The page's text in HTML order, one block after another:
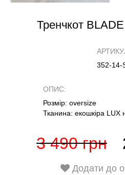
Тренчкот
352-14-
ОПИС:
Розмір: oversize
Тканина: екошкіра LUX
3 490 грн
Додати до